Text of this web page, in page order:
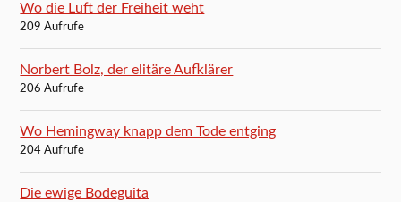
Wo die Luft der Freiheit weht
209 Aufrufe
Norbert Bolz, der elitäre Aufklärer
206 Aufrufe
Wo Hemingway knapp dem Tode entging
204 Aufrufe
Die ewige Bodeguita